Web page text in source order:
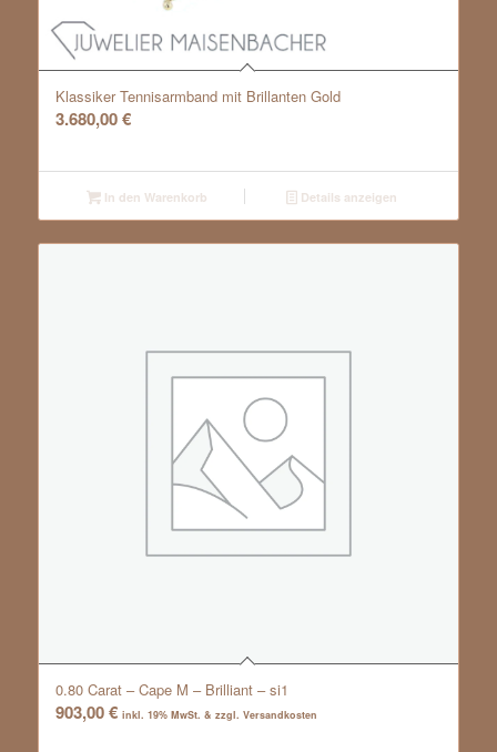
Klassiker Tennisarmband mit Brillanten Gold
3.680,00€
In den Warenkorb Details anzeigen
0.80 Carat – Cape M – Brilliant – si1
903,00€ inkl. 19% MwSt. & zzgl. Versandkosten